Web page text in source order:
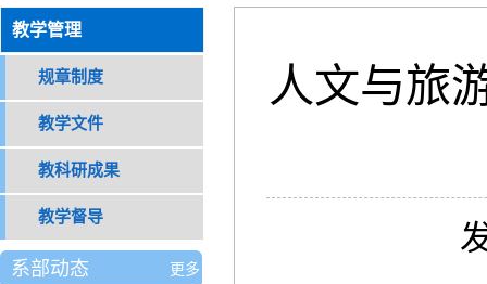
教学管理
规章制度
教学文件
教科研成果
教学督导
系部动态 更多
人文与旅